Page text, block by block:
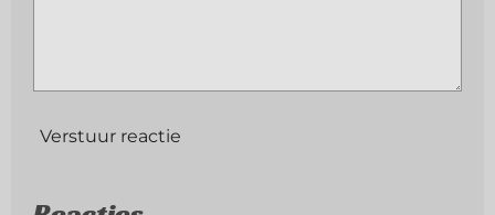
Verstuur reactie